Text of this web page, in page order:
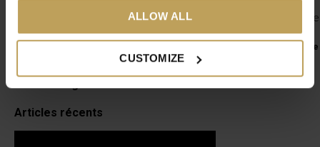
ALLOW ALL
CUSTOMIZE
Thé vert en provenance du Japon
Support pour
bambou
Garder votre
Articles récents